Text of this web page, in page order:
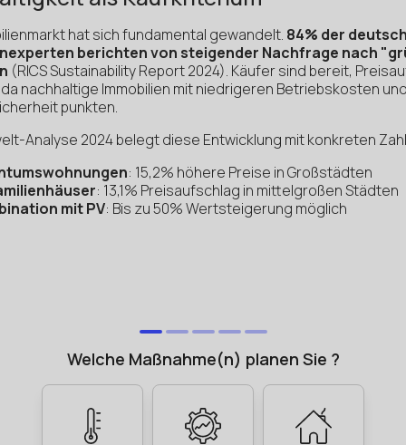
hat sich fundamental gewandelt. 84% der
berichten von steigender Nachfrage nach
(RICS Sustainability Report 2024). Käufer sind bereit,
nachhaltige Immobilien mit niedrigeren Betriebskosten
punkten.
Analyse 2024 belegt diese Entwicklung mit konkreten
: 15,2% höhere Preise in Großstädten
: 13,1% Preisaufschlag in mittelgroßen Städten
mit PV: Bis zu 50% Wertsteigerung möglich